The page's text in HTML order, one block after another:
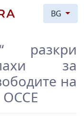
BG
разкри
за
на
ОССЕ